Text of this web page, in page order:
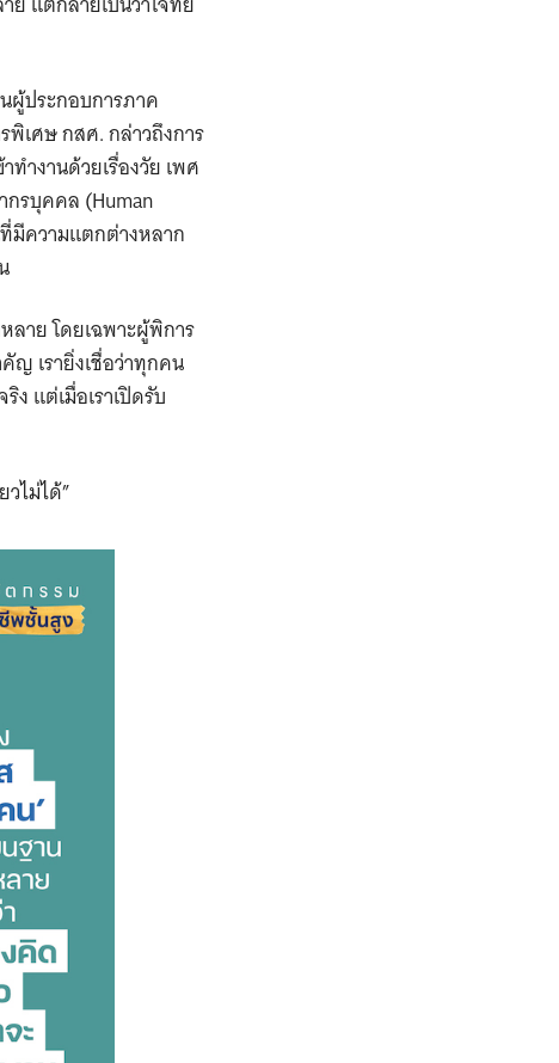
ผู้ประกอบการภาค
พิเศษ กสศ. กล่าวถึงการ
ำงานด้วยเรื่องวัย เพศ
กรบุคคล (Human
มีความแตกต่างหลาก
าย โดยเฉพาะผู้พิการ
เรายิ่งเชื่อว่าทุกคน
แต่เมื่อเราเปิดรับ
ไม่ได้”